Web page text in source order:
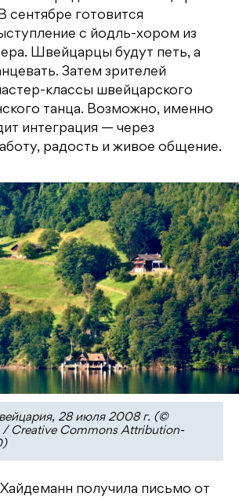
сентябре готовится
с йодль-хором из
Швейцарцы будут петь, а
Затем зрителей
классы швейцарского
танца. Возможно, именно
интеграция — через
радость и живое общение.
28 июля 2008 г. (©
/ Creative Commons Attribution-
получила письмо от